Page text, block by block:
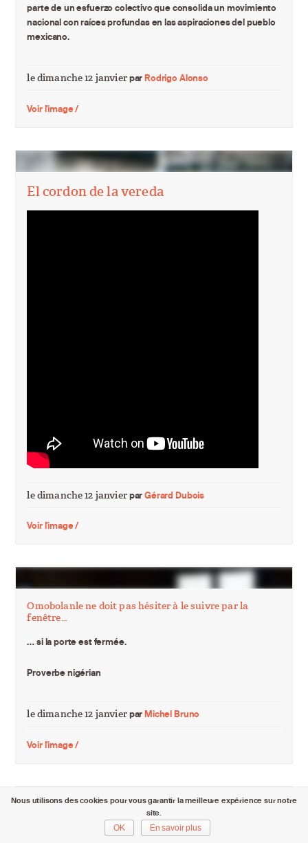
parte de un esfuerzo colectivo que consolida un movimiento
nacional con raíces profundas en las aspiraciones del pueblo
mexicano.
le dimanche 12 janvierparRodrigo Alonso
Voir l'image /
El cordon de la vereda
le dimanche 12 janvierparGérard Dubois
Voir l'image /
Omobolanle ne doit pas hésiter à le suivre par la
fenêtre…
… si la porte est fermée.
Proverbe nigérian
le dimanche 12 janvierparMichel Bruno
Voir l'image /
Nous utilisons des cookies pour vous garantir la meilleure expérience sur notre
site.
OK
En savoir plus